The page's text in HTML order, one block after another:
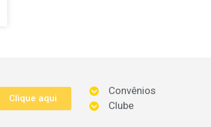
Clique aqui
Convênios
Clube